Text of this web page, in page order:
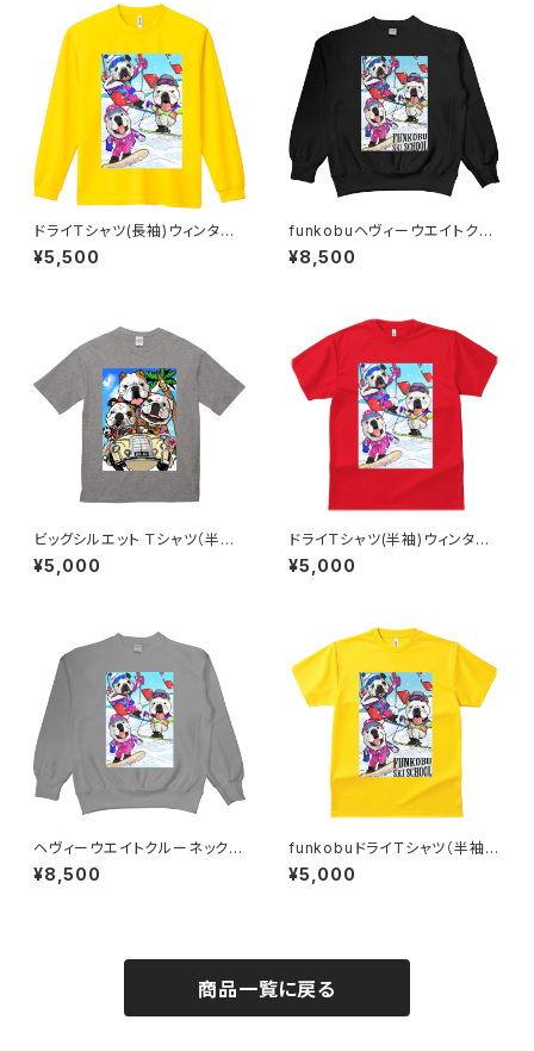
ドライＴシャツ(長袖)ウィンター
（デイジー）
¥5,500
funkobuヘヴィーウエイトクル
ーネックスウェット(長袖)ウィン
ター（ブラック）
¥8,500
ビッグシルエット Ｔシャツ（半袖）
サマー（グレー）
¥5,000
ドライＴシャツ(半袖)ウィンター
（レッド）
¥5,000
ヘヴィーウエイトクルーネックス
ウェット(長袖)ウィンター（グレ
ー）
¥8,500
funkobuドライTシャツ（半袖）
（デイジー）
¥5,000
商品一覧に戻る